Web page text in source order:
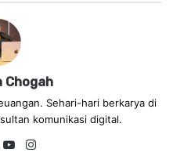
Chogah
Sehari-hari berkarya di
komunikasi digital.
Lin
Yo